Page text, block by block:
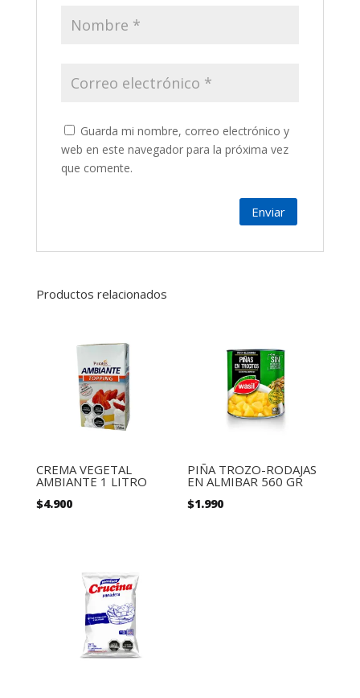
Guarda mi nombre, correo electrónico y
web en este navegador para la próxima vez
que comente.
Productos relacionados
CREMA VEGETAL
AMBIANTE 1 LITRO
$4.900
PIÑA TROZO-RODAJAS
EN ALMIBAR 560 GR
$1.990